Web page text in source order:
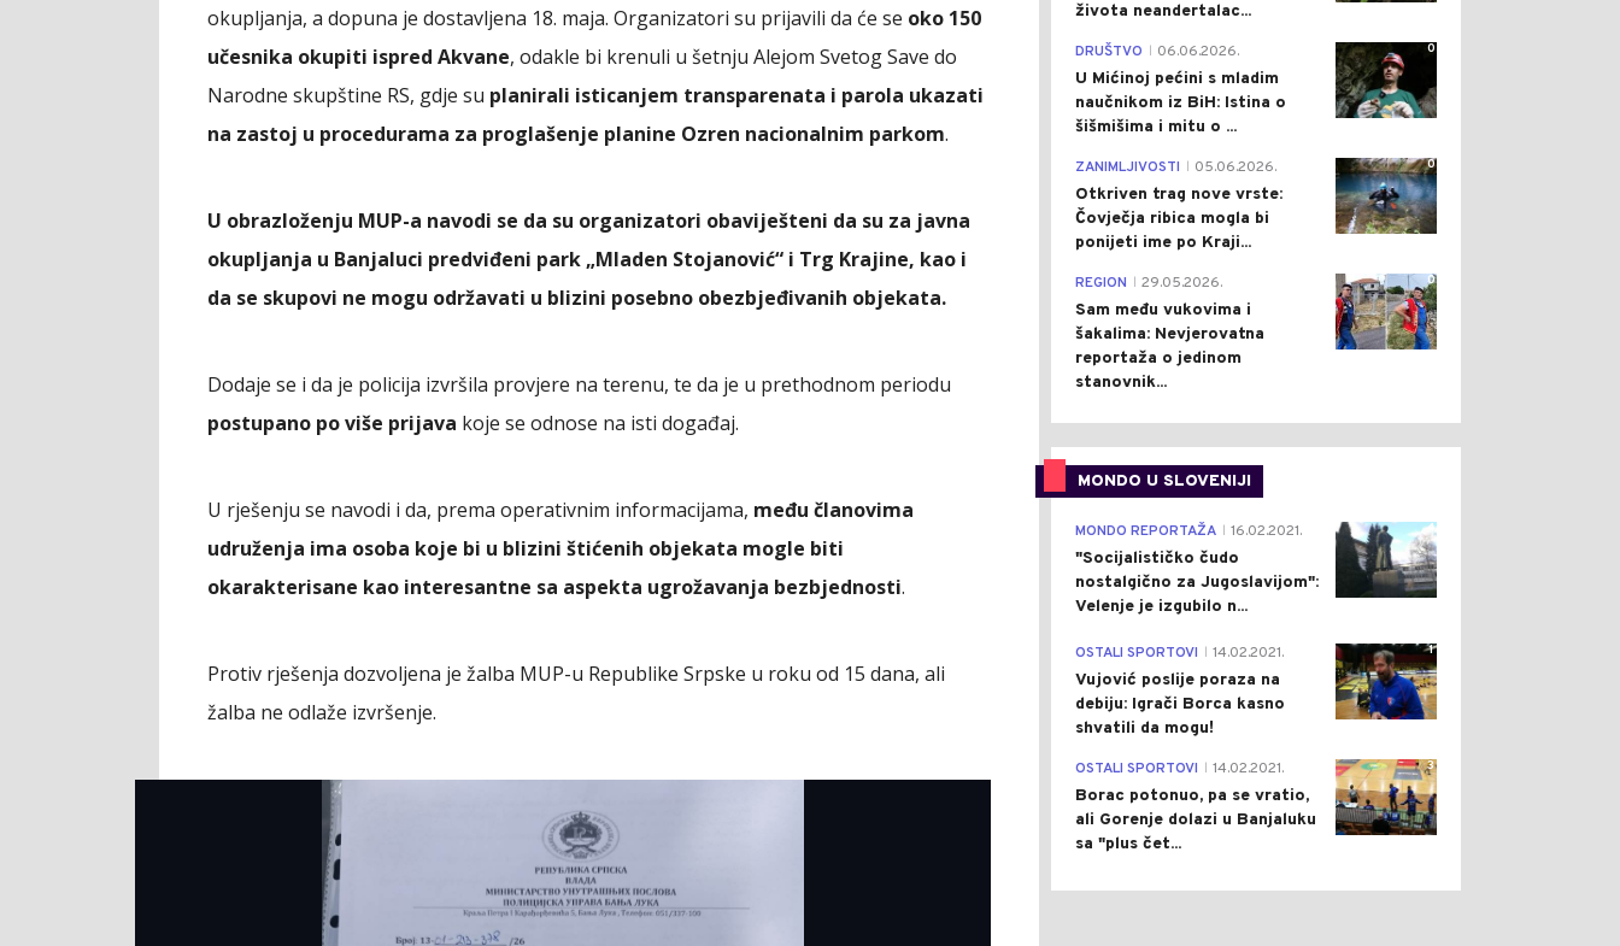
okupljanja, a dopuna je dostavljena 18. maja. Organizatori su prijavili da će se oko 150
učesnika okupiti ispred Akvane, odakle bi krenuli u šetnju Alejom Svetog Save do
Narodne skupštine RS, gdje su planirali isticanjem transparenata i parola ukazati
na zastoj u procedurama za proglašenje planine Ozren nacionalnim parkom.
U obrazloženju MUP-a navodi se da su organizatori obaviješteni da su za javna
okupljanja u Banjaluci predviđeni park „Mladen Stojanović“ i Trg Krajine, kao i
da se skupovi ne mogu održavati u blizini posebno obezbjeđivanih objekata.
Dodaje se i da je policija izvršila provjere na terenu, te da je u prethodnom periodu
postupano po više prijava koje se odnose na isti događaj.
U rješenju se navodi i da, prema operativnim informacijama, među članovima
udruženja ima osoba koje bi u blizini štićenih objekata mogle biti
okarakterisane kao interesantne sa aspekta ugrožavanja bezbjednosti.
Protiv rješenja dozvoljena je žalba MUP-u Republike Srpske u roku od 15 dana, ali
žalba ne odlaže izvršenje.
života neandertalac...
0
DRUŠTVO 06.06.2026.
U Mićinoj pećini s mladim
naučnikom iz BiH: Istina o
šišmišima i mitu o ...
0
ZANIMLJIVOSTI 05.06.2026.
Otkriven trag nove vrste:
Čovječja ribica mogla bi
ponijeti ime po Kraji...
0
REGION 29.05.2026.
Sam među vukovima i
šakalima: Nevjerovatna
reportaža o jedinom
stanovnik...
MONDO U SLOVENIJI
4
MONDO REPORTAŽA 16.02.2021.
"Socijalističko čudo
nostalgično za Jugoslavijom":
Velenje je izgubilo n...
1
OSTALI SPORTOVI 14.02.2021.
Vujović poslije poraza na
debiju: Igrači Borca kasno
shvatili da mogu!
3
OSTALI SPORTOVI 14.02.2021.
Borac potonuo, pa se vratio,
ali Gorenje dolazi u Banjaluku
sa "plus čet...